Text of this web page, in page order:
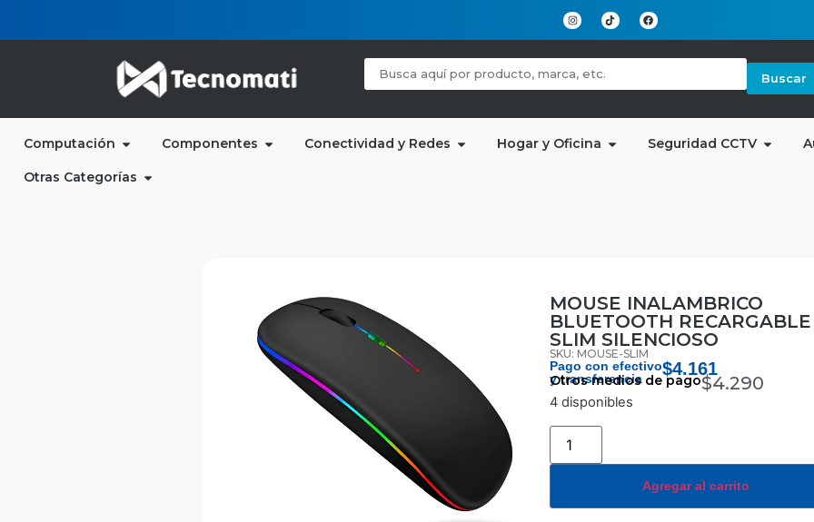
Buscar
Computación Componentes Conectividad y Redes Hogar y Oficina Seguridad CCTV
Otras Categorías
MOUSE INALAMBRICO
BLUETOOTH RECARGABLE
SLIM SILENCIOSO
SKU: MOUSE-SLIM
Pago con efectivo
y transferencia
$4.161
Otros medios de pago$4.290
4 disponibles
Agregar al carrito